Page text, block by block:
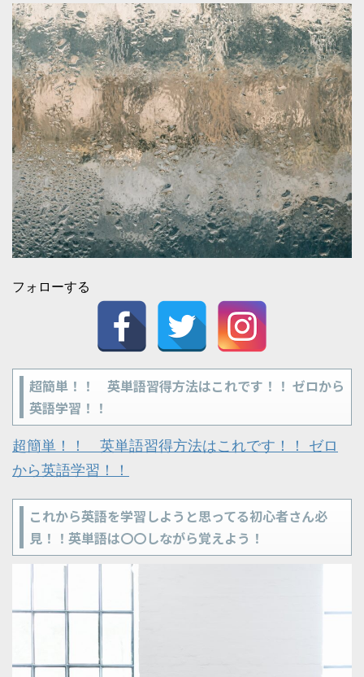
フォローする
超簡単！！ 英単語習得方法はこれです！！ ゼロから
英語学習！！
超簡単！！ 英単語習得方法はこれです！！ ゼロ
から英語学習！！
これから英語を学習しようと思ってる初心者さん必
見！！英単語は〇〇しながら覚えよう！